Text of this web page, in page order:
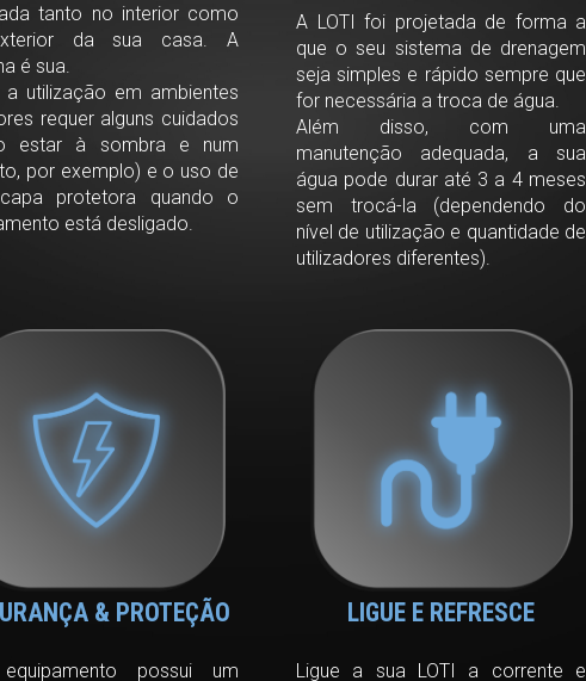
tanto no interior como
da sua casa. A
é sua.
a utilização em ambientes
requer alguns cuidados
estar à sombra e num
por exemplo) e o uso de
protetora quando o
está desligado.
A LOTI foi projetada de forma a
que o seu sistema de drenagem
seja simples e rápido sempre que
for necessária a troca de água.
Além disso, com uma
manutenção adequada, a sua
água pode durar até 3 a 4 meses
sem trocá-la (dependendo do
nível de utilização e quantidade de
utilizadores diferentes).
& PROTEÇÃO
possui um
LIGUE E REFRESCE
Ligue a sua LOTI a corrente e